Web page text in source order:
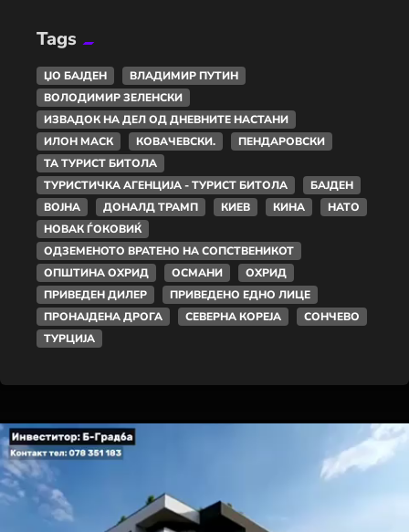
Tags
ЏО БАЈДЕН
ВЛАДИМИР ПУТИН
ВОЛОДИМИР ЗЕЛЕНСКИ
ИЗВАДОК НА ДЕЛ ОД ДНЕВНИТЕ НАСТАНИ
ИЛОН МАСК
КОВАЧЕВСКИ.
ПЕНДАРОВСКИ
ТА ТУРИСТ БИТОЛА
ТУРИСТИЧКА АГЕНЦИЈА - ТУРИСТ БИТОЛА
БАЈДЕН
ВОЈНА
ДОНАЛД ТРАМП КИЕВ КИНА
НАТО
НОВАК ЃОКОВИЌ
ОДЗЕМЕНОТО ВРАТЕНО НА СОПСТВЕНИКОТ
ОПШТИНА ОХРИД
ОСМАНИ
ОХРИД
ПРИВЕДЕН ДИЛЕР
ПРИВЕДЕНО ЕДНО ЛИЦЕ
ПРОНАЈДЕНА ДРОГА
СЕВЕРНА КОРЕЈА
СОНЧЕВО
ТУРЦИЈА